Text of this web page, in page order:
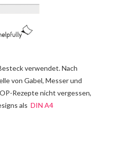
verwendet.Nach
von Gabel, Messer und
Rezepte nicht vergessen,
als DIN A4